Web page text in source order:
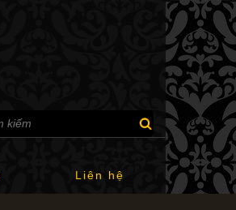
Liên hệ